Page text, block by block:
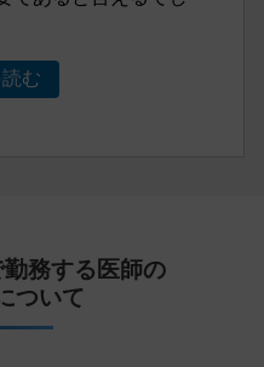
む
務する医師の
ついて